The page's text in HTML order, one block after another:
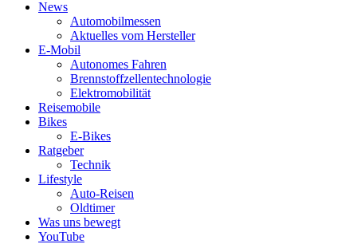
News
Automobilmessen
Aktuelles vom Hersteller
E-Mobil
Autonomes Fahren
Brennstoffzellentechnologie
Elektromobilität
Reisemobile
Bikes
E-Bikes
Ratgeber
Technik
Lifestyle
Auto-Reisen
Oldtimer
Was uns bewegt
YouTube